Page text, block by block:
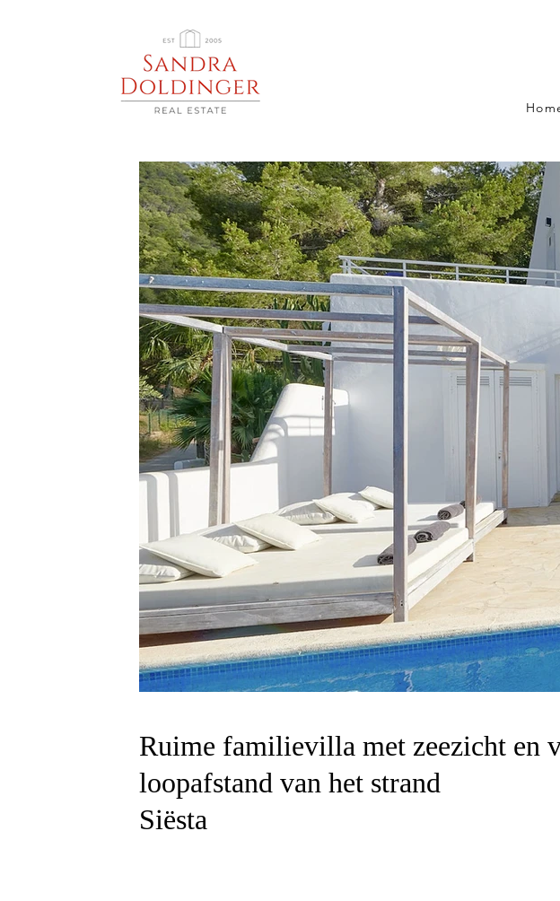
Ruime familievilla met zeezicht en
loopafstand van het strand
Siësta